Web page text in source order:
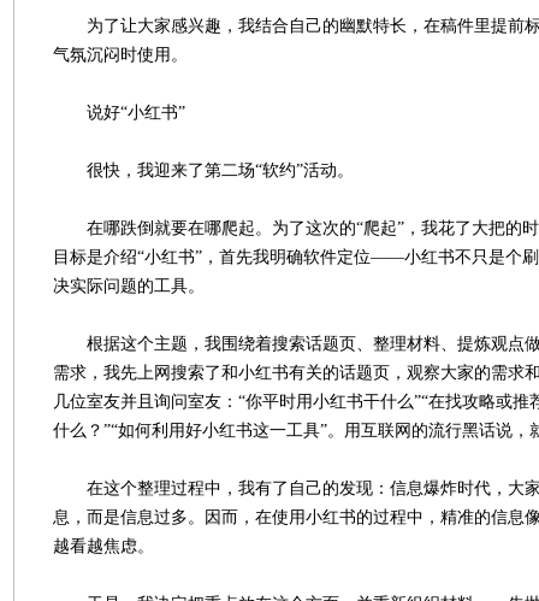
为了让大家感兴趣，我结合自己的幽默特长，在稿件里提前
气氛沉闷时使用。
说好“小红书”
很快，我迎来了第二场“软约”活动。
在哪跌倒就要在哪爬起。为了这次的“爬起”，我花了大把的
目标是介绍“小红书”，首先我明确软件定位——小红书不只是个
决实际问题的工具。
根据这个主题，我围绕着搜索话题页、整理材料、提炼观点
需求，我先上网搜索了和小红书有关的话题页，观察大家的需求
几位室友并且询问室友：“你平时用小红书干什么”“在找攻略或推
什么？”“如何利用好小红书这一工具”。用互联网的流行黑话说，
在这个整理过程中，我有了自己的发现：信息爆炸时代，大
息，而是信息过多。因而，在使用小红书的过程中，精准的信息
越看越焦虑。